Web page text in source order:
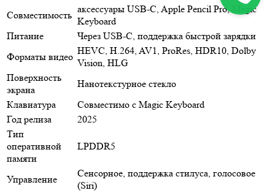
Совместимость
аксессуары USB‑C, Apple Pencil Pro, Magic
Keyboard
Питание
Через USB-C, поддержка быстрой зарядки
Форматы видео
HEVC, H.264, AV1, ProRes, HDR10, Dolby
Vision, HLG
Поверхность
экрана
Нанотекстурное стекло
Клавиатура
Cовместимо с Magic Keyboard
Год релиза
2025
Тип
оперативной
памяти
LPDDR5
Управление
Сенсорное, поддержка стилуса, голосовое
(Siri)